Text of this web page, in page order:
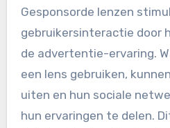
Gesponsorde lenzen
gebruikersinteractie door
de advertentie-ervaring.
een lens gebruiken,
uiten en hun sociale
hun ervaringen te delen.